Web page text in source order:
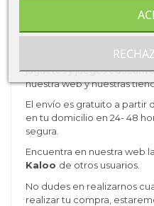
mejor precio garantizado.
juguetes y juegos
nuestra web y nuestras
El envío es gratuito a partir
en tu domicilio en 24- 48
segura.
Encuentra en nuestra web
Kaloo de otros usuarios.
No dudes en realizarnos
realizar tu compra,